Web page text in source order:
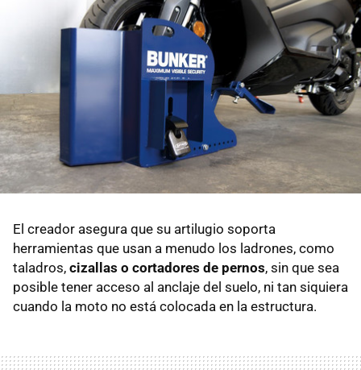
El creador asegura que su artilugio soporta
herramientas que usan a menudo los ladrones, como
taladros, cizallas o cortadores de pernos, sin que sea
posible tener acceso al anclaje del suelo, ni tan siquiera
cuando la moto no está colocada en la estructura.